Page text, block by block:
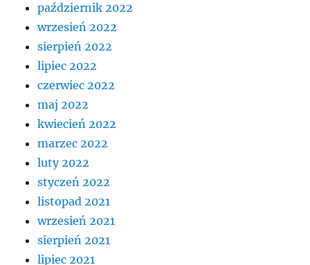
październik 2022
wrzesień 2022
sierpień 2022
lipiec 2022
czerwiec 2022
maj 2022
kwiecień 2022
marzec 2022
luty 2022
styczeń 2022
listopad 2021
wrzesień 2021
sierpień 2021
lipiec 2021